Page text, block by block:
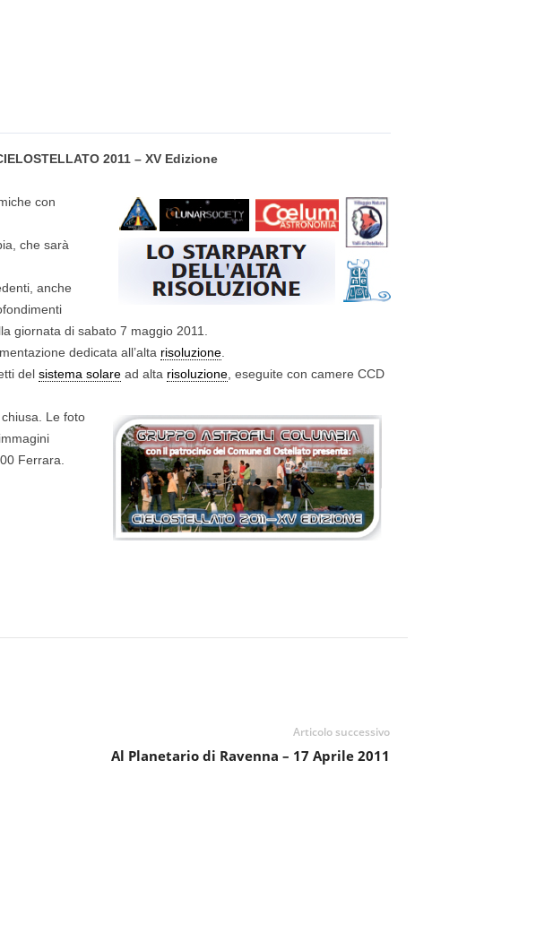
2011 – XV Edizione
con
che sarà
anche
giornata di sabato 7 maggio 2011.
dedicata all’alta risoluzione.
del sistema solaread alta risoluzione, eseguite con camere CCD
Le foto
Ferrara.
Articolo successivo
Al Planetario di Ravenna – 17 Aprile 2011